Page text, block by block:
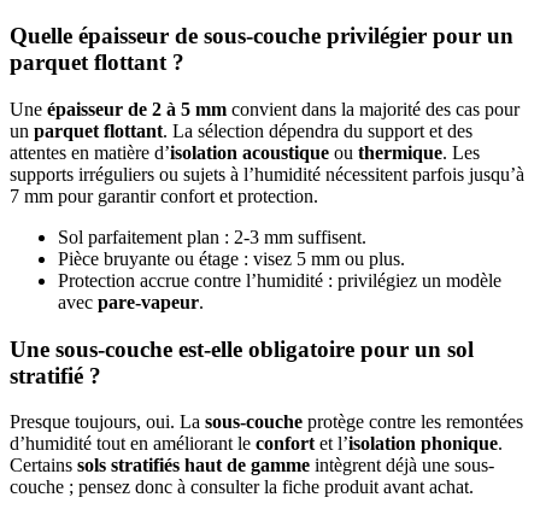
Quelle épaisseur de sous-couche privilégier pour un
parquet flottant ?
Une épaisseur de 2 à 5 mm convient dans la majorité des cas pour
un parquet flottant. La sélection dépendra du support et des
attentes en matière d’isolation acoustique ou thermique. Les
supports irréguliers ou sujets à l’humidité nécessitent parfois jusqu’à
7 mm pour garantir confort et protection.
Sol parfaitement plan : 2-3 mm suffisent.
Pièce bruyante ou étage : visez 5 mm ou plus.
Protection accrue contre l’humidité : privilégiez un modèle
avec pare-vapeur.
Une sous-couche est-elle obligatoire pour un sol
stratifié ?
Presque toujours, oui. La sous-couche protège contre les remontées
d’humidité tout en améliorant le confortet l’isolation phonique.
Certains sols stratifiés haut de gamme intègrent déjà une sous-
couche ; pensez donc à consulter la fiche produit avant achat.